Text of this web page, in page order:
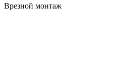
Врезной монтаж